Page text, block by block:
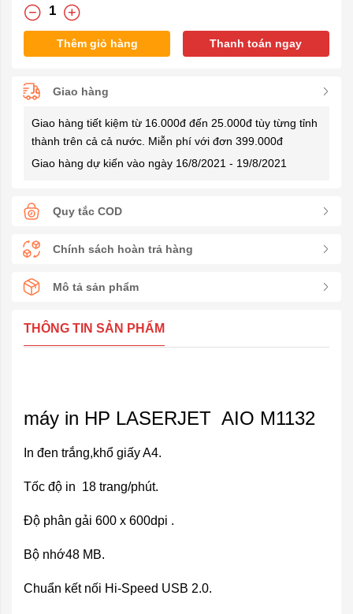
Thêm giỏ hàng Thanh toán ngay
Giao hàng
Giao hàng tiết kiệm từ 16.000đ đến 25.000đ tùy từng tỉnh
thành trên cả cả nước. Miễn phí với đơn 399.000đ
Giao hàng dự kiến vào ngày 16/8/2021 - 19/8/2021
Quy tắc COD
Chính sách hoàn trả hàng
Mô tả sản phẩm
THÔNG TIN SẢN PHẨM
máy in HP LASERJET AIO M1132
In đen trắng,khổ giấy A4.
Tốc độ in 18 trang/phút.
Độ phân gải 600 x 600dpi .
Bộ nhớ48 MB.
Chuẩn kết nối Hi-Speed USB 2.0.